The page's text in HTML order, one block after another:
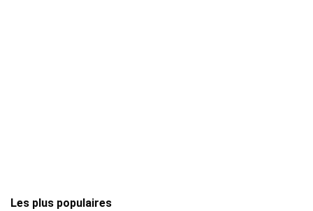
Les plus populaires